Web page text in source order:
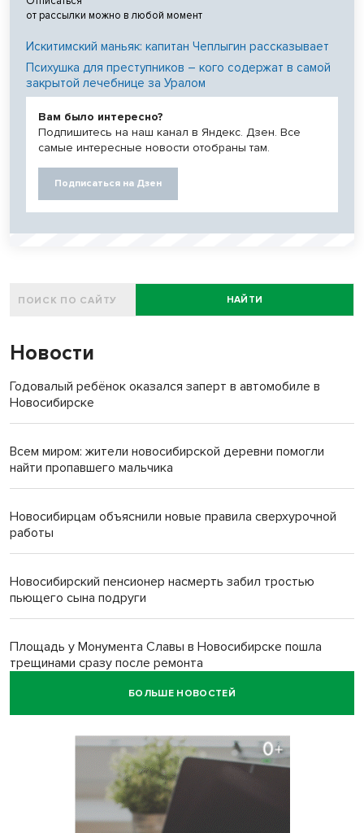
от рассылки можно в любой момент
Искитимский маньяк: капитан Чеплыгин рассказывает
Психушка для преступников – кого содержат в самой
закрытой лечебнице за Уралом
Вам было интересно?
Подпишитесь на наш канал в Яндекс. Дзен. Все
самые интересные новости отобраны там.
Подписаться на Дзен
НАЙТИ
Новости
Годовалый ребёнок оказался заперт в автомобиле в
Новосибирске
Всем миром: жители новосибирской деревни помогли
найти пропавшего мальчика
Новосибирцам объяснили новые правила сверхурочной
работы
Новосибирский пенсионер насмерть забил тростью
пьющего сына подруги
Площадь у Монумента Славы в Новосибирске пошла
трещинами сразу после ремонта
Африканский врач поразил новосибирцев в травмпункте
Покрытие рулежных дорожек обновили в аэропорту
Толмачево по нацпроекту
БОЛЬШЕ НОВОСТЕЙ